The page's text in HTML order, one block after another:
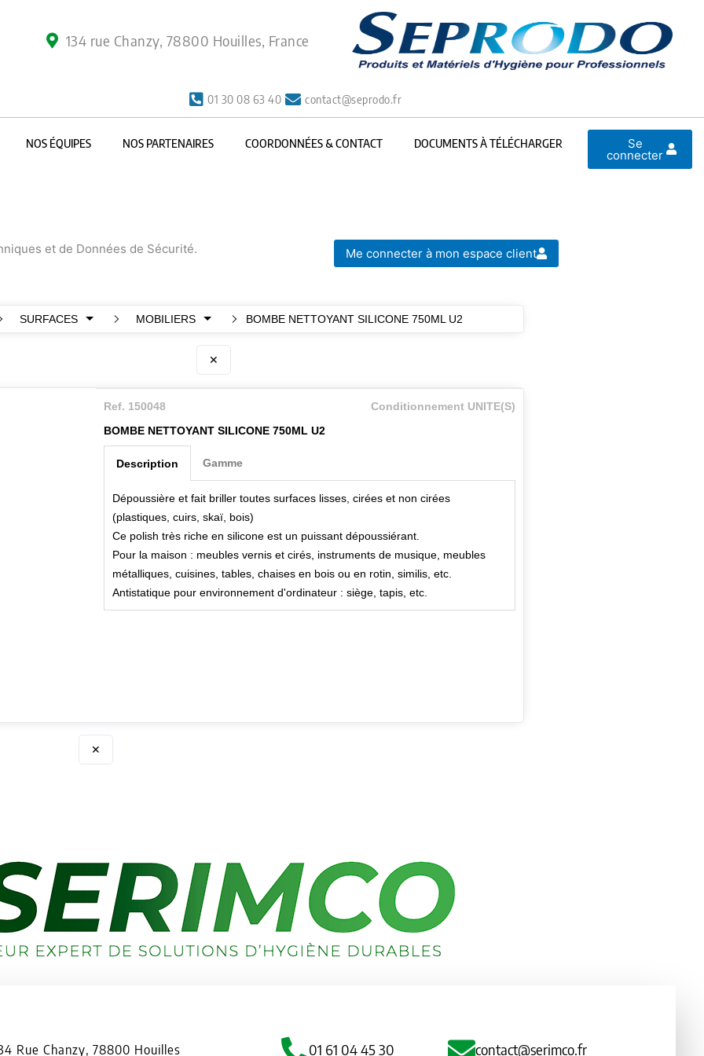
134 rue Chanzy, 78800 Houilles, France
01 30 08 63 40 contact@seprodo.fr
NOS ÉQUIPES NOS PARTENAIRES COORDONNÉES & CONTACT DOCUMENTS À TÉLÉCHARGER Se
connecter
et de Données de Sécurité. Me connecter à mon espace client
SURFACES MOBILIERS BOMBE NETTOYANT SILICONE 750ML U2
✕
Ref. 150048
Conditionnement UNITE(S)
BOMBE NETTOYANT SILICONE 750ML U2
Description
Dépoussière et fait briller toutes surfaces lisses, cirées et non cirées
(plastiques, cuirs, skaï, bois)
Ce polish très riche en silicone est un puissant dépoussiérant.
Pour la maison : meubles vernis et cirés, instruments de musique, meubles
métalliques, cuisines, tables, chaises en bois ou en rotin, similis, etc.
Antistatique pour environnement d'ordinateur : siège, tapis, etc.
Gamme
✕
Rue Chanzy, 78800 Houilles 01 61 04 45 30 contact@serimco.fr